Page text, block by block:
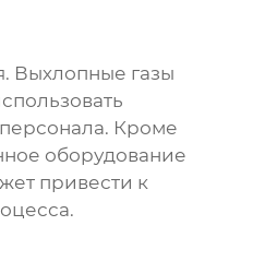
Выхлопные газы
Кроме
оборудование
привести к